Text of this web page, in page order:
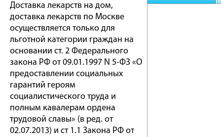
Доставка лекарств на дом,
доставка лекарств по Москве
осуществляется только для
льготной категории граждан на
основании ст. 2 Федерального
закона РФ от 09.01.1997 N 5-ФЗ «О
предоставлении социальных
гарантий героям
социалистического труда и
полным кавалерам ордена
трудовой славы» (в ред. от
02.07.2013) и ст 1.1 Закона РФ от